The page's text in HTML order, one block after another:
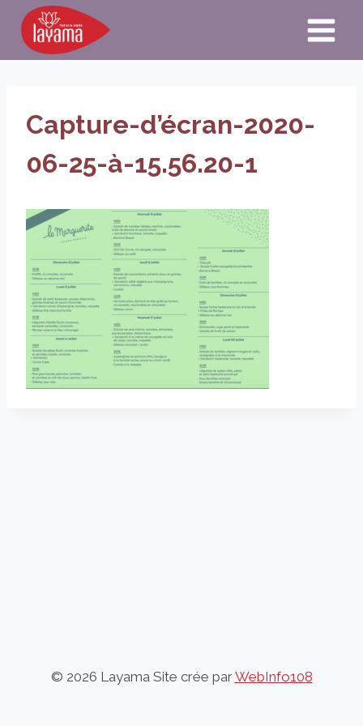
Aller
contenu
Capture-d’écran-2020-
06-25-à-15.56.20-1
© 2026 Layama Site crée parWebInfo108